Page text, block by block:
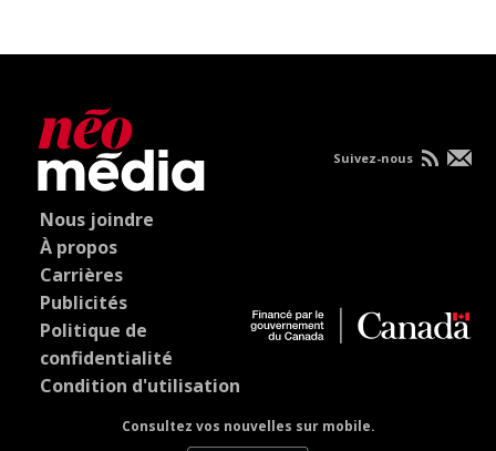
Nous joindre
À propos
Carrières
Publicités
Politique de
confidentialité
Condition d'utilisation
Consultez vos nouvelles sur mobile.
Suivez-nous